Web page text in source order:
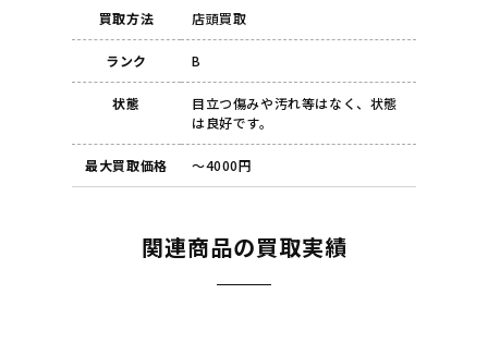
買取方法 店頭買取
ランク B
状態
目立つ傷みや汚れ等はなく、状態
は良好です。
最大買取価格 ～4000円
関連商品の買取実績